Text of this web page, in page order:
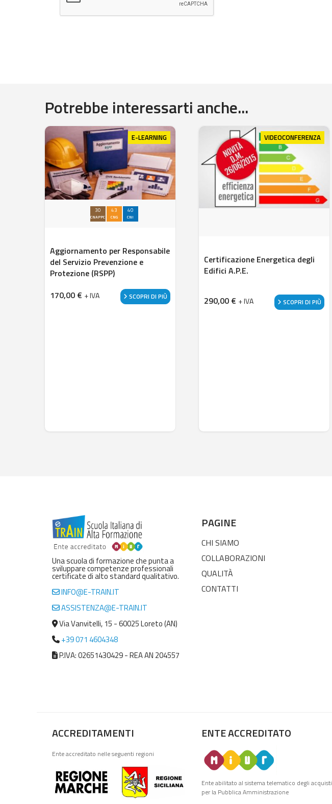
Potrebbe interessarti anche...
E-LEARNING
30
CNAPPC
43
CNG
40
CNI
Aggiornamento per Responsabile
del Servizio Prevenzione e
Protezione (RSPP)
170,00 € + IVA SCOPRI DI PIÙ
VIDEOCONFERENZA
Certificazione Energetica degli
Edifici A.P.E.
290,00 € + IVA SCOPRI DI PIÙ
Una scuola di formazione che punta a
sviluppare competenze professionali
certificate di alto standard qualitativo.
INFO@E-TRAIN.IT
ASSISTENZA@E-TRAIN.IT
Via Vanvitelli, 15 - 60025 Loreto (AN)
+39 071 4604348
P.IVA: 02651430429 - REA AN 204557
PAGINE
CHI SIAMO
COLLABORAZIONI
QUALITÀ
CONTATTI
ACCREDITAMENTI
Ente accreditato nelle seguenti regioni
ENTE ACCREDITATO
Ente abilitato al sistema telematico degli acquisti
per la Pubblica Amministrazione